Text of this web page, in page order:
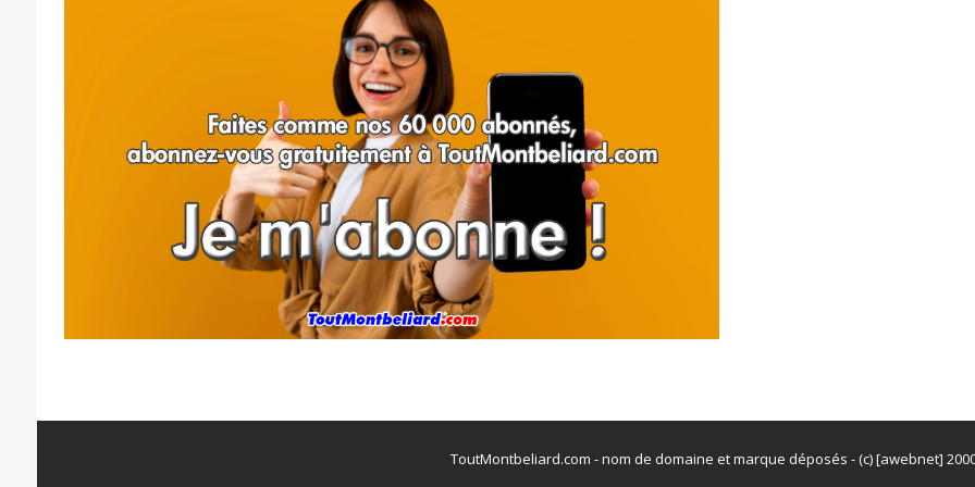
ToutMontbeliard.com - nom de domaine et marque déposés - (c) [awebnet]